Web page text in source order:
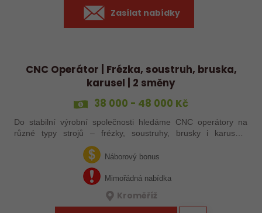
Zasílat nabídky
CNC Operátor | Frézka, soustruh, bruska,
karusel | 2 směny
38 000 - 48 000 Kč
Do stabilní výrobní společnosti hledáme CNC operátory na
různé typy strojů – frézky, soustruhy, brusky i karusely.
Uplatnění u nás najdou zkušení obráběči i absolventi
technických oborů, kteří se…Náborový bonus
Mimořádná nabídka
Kroměříž